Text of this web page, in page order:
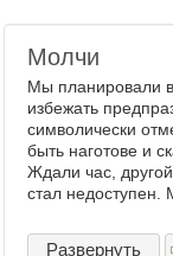
Молчи
Мы планировали
избежать
символически
быть наготове и
Ждали час,
стал недоступен.
Развернуть